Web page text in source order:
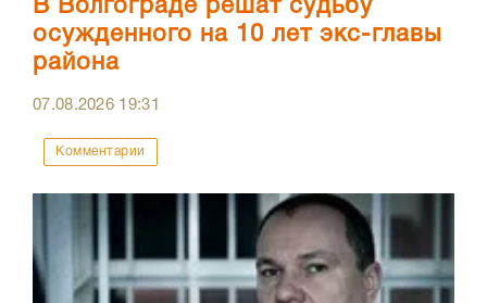
В Волгограде решат судьбу
осужденного на 10 лет экс-главы
района
07.08.2026 19:31
Комментарии